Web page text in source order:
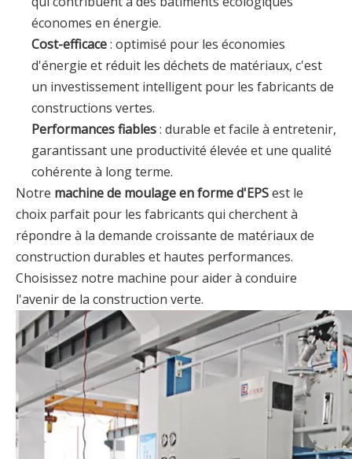
économes en énergie.
Cost-efficace: optimisé pour les économies
d'énergie et réduit les déchets de matériaux, c'est
un investissement intelligent pour les fabricants de
constructions vertes.
Performances fiables: durable et facile à entretenir,
garantissant une productivité élevée et une qualité
cohérente à long terme.
Notre machine de moulage en forme d'EPSest le
choix parfait pour les fabricants qui cherchent à
répondre à la demande croissante de matériaux de
construction durables et hautes performances.
Choisissez notre machine pour aider à conduire
l'avenir de la construction verte.